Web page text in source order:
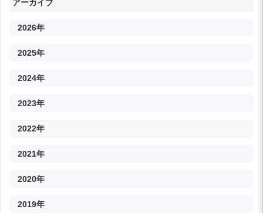
アーカイブ
2026年
2025年
2024年
2023年
2022年
2021年
2020年
2019年